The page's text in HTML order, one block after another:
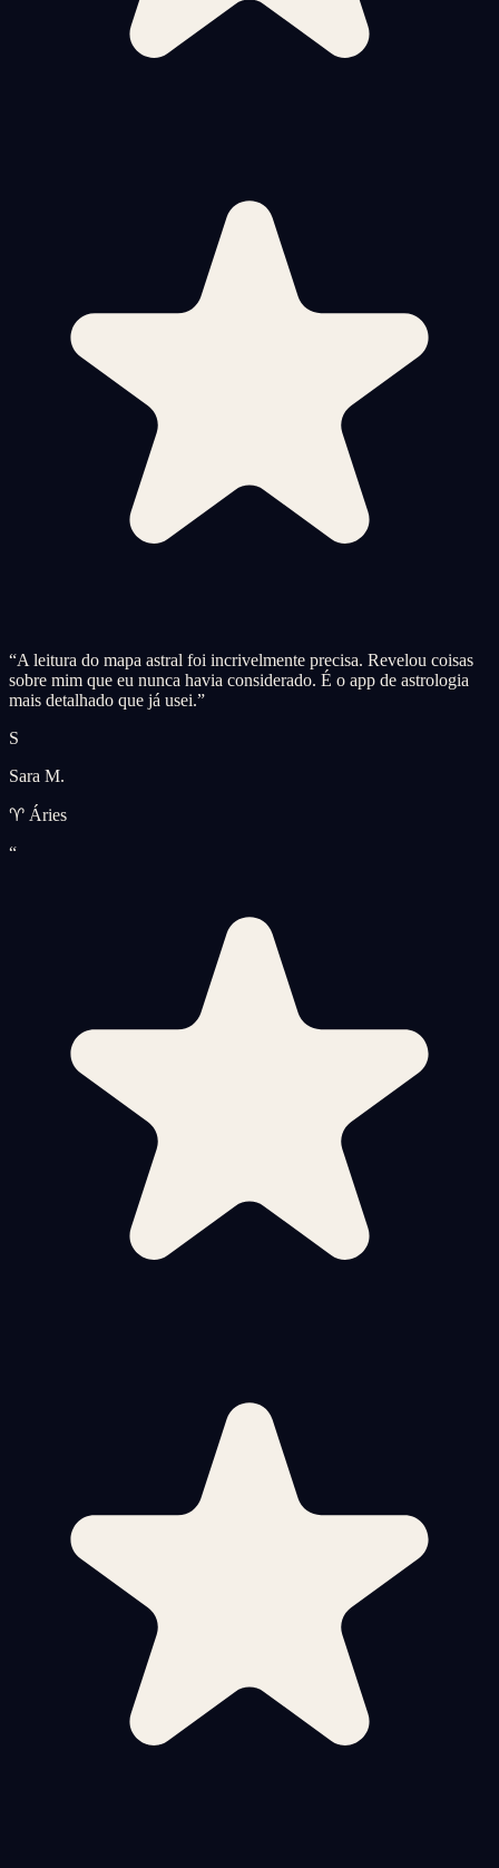
“A leitura do mapa astral foi incrivelmente precisa. Revelou coisas
sobre mim que eu nunca havia considerado. É o app de astrologia
mais detalhado que já usei.”
S
Sara M.
♈ Áries
“